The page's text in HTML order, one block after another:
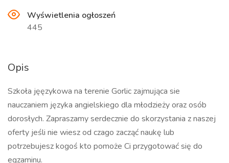
Wyświetlenia ogłoszeń
445
Opis
Szkoła jęęzykowa na terenie Gorlic zajmująca sie
nauczaniem języka angielskiego dla młodzieży oraz osób
dorosłych. Zapraszamy serdecznie do skorzystania z naszej
oferty jeśli nie wiesz od czago zacząć naukę lub
potrzebujesz kogoś kto pomoże Ci przygotować się do
egzaminu.